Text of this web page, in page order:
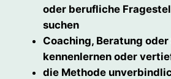
oder berufliche
suchen
Coaching, Beratung
kennenlernen oder
die Methode